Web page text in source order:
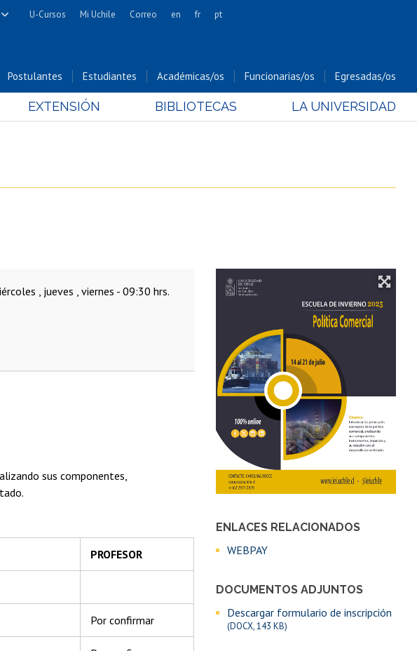
y Matemáticas
Cs. Forestales y Conservación
y Farmacéuticas
Cs. Sociales
U-Cursos Mi Uchile Correo en fr pt
Postulantes Estudiantes Académicas/os Funcionarias/os Egresadas/os
EXTENSIÓN BIBLIOTECAS LA UNIVERSIDAD
ENLACES RELACIONADOS
WEBPAY
DOCUMENTOS ADJUNTOS
Descargar formulario de inscripción
(DOCX, 143 KB)
, jueves , viernes - 09:30 hrs.
sus componentes,
PROFESOR
Por confirmar